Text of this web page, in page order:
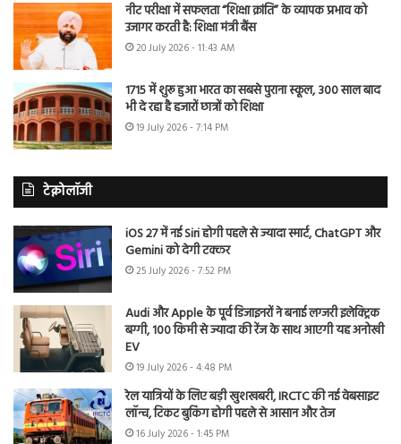
नीट परीक्षा में सफलता “शिक्षा क्रांति” के व्यापक प्रभाव को
उजागर करती है: शिक्षा मंत्री बैंस
20 July 2026 - 11:43 AM
1715 में शुरू हुआ भारत का सबसे पुराना स्कूल, 300 साल बाद
भी दे रहा है हजारों छात्रों को शिक्षा
19 July 2026 - 7:14 PM
टेक्नोलॉजी
iOS 27 में नई Siri होगी पहले से ज्यादा स्मार्ट, ChatGPT और
Gemini को देगी टक्कर
25 July 2026 - 7:52 PM
Audi और Apple के पूर्व डिजाइनरों ने बनाई लग्जरी इलेक्ट्रिक
बग्गी, 100 किमी से ज्यादा की रेंज के साथ आएगी यह अनोखी
EV
19 July 2026 - 4:48 PM
रेल यात्रियों के लिए बड़ी खुशखबरी, IRCTC की नई वेबसाइट
लॉन्च, टिकट बुकिंग होगी पहले से आसान और तेज
16 July 2026 - 1:45 PM